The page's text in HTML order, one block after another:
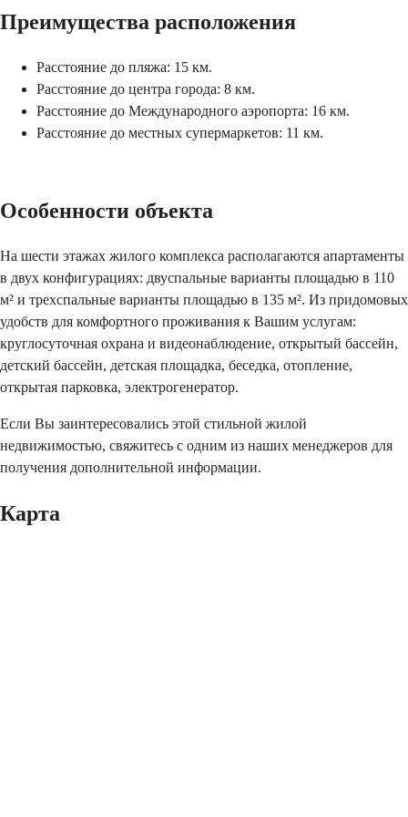
Преимущества расположения
Расстояние до пляжа: 15 км.
Расстояние до центра города: 8 км.
Расстояние до Международного аэропорта: 16 км.
Расстояние до местных супермаркетов: 11 км.
Особенности объекта
На шести этажах жилого комплекса располагаются апартаменты
в двух конфигурациях: двуспальные варианты площадью в 110
м² и трехспальные варианты площадью в 135 м². Из придомовых
удобств для комфортного проживания к Вашим услугам:
круглосуточная охрана и видеонаблюдение, открытый бассейн,
детский бассейн, детская площадка, беседка, отопление,
открытая парковка, электрогенератор.
Если Вы заинтересовались этой стильной жилой
недвижимостью, свяжитесь с одним из наших менеджеров для
получения дополнительной информации.
Карта